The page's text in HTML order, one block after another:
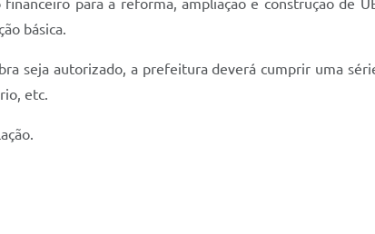
para a reforma, ampliação e construção de
básica.
seja autorizado, a prefeitura deverá cumprir uma
etc.